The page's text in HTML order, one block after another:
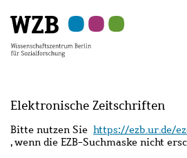
Hauptinhalt
springen
Navigation
springen
Suche
springen
Sekundärnavigation
springen
Fußzeile
springen
Elektronische Zeitschriften
Bitte nutzen Sie https://ezb.ur.de/
, wenn die EZB-Suchmaske nicht